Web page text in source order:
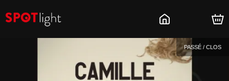
PASSÉ / CLOS